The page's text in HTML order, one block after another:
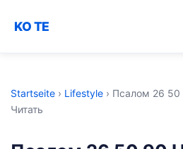
KO TE
Startseite › Lifestyle › Псалом 26
Читать